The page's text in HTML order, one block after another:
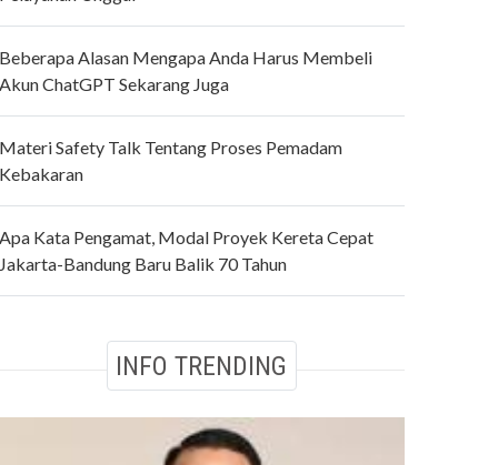
Alasan Mengapa Anda Harus Membeli
ChatGPT Sekarang Juga
Safety Talk Tentang Proses Pemadam
Kata Pengamat, Modal Proyek Kereta Cepat
Bandung Baru Balik 70 Tahun
INFO TRENDING